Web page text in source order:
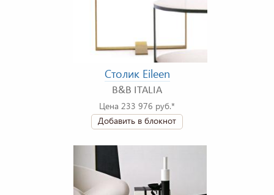
Столик Eileen
B&B ITALIA
Цена 233 976 руб.*
Добавить в блокнот